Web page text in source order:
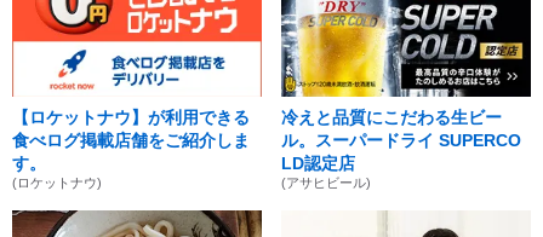
【ロケットナウ】が利用できる
食べログ掲載店舗をご紹介しま
す。
(ロケットナウ)
冷えと品質にこだわる生ビー
ル。スーパードライ SUPERCO
LD認定店
(アサヒビール)